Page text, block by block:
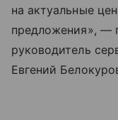
на актуальные
предложения», —
руководитель
Евгений